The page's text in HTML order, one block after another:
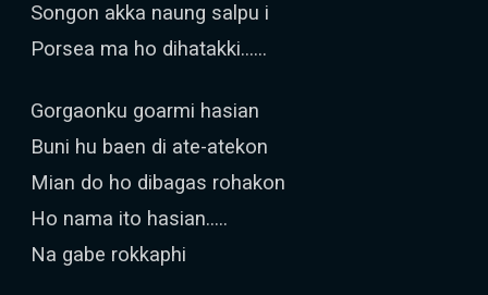
Songon akka naung salpu i
Porsea ma ho dihatakki……
Gorgaonku goarmi hasian
Buni hu baen di ate-atekon
Mian do ho dibagas rohakon
Ho nama ito hasian…..
Na gabe rokkaphi